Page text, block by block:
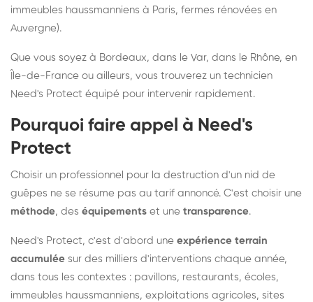
immeubles haussmanniens à Paris, fermes rénovées en
Auvergne).
Que vous soyez à Bordeaux, dans le Var, dans le Rhône, en
Île-de-France ou ailleurs, vous trouverez un technicien
Need's Protect équipé pour intervenir rapidement.
Pourquoi faire appel à Need's
Protect
Choisir un professionnel pour la destruction d'un nid de
guêpes ne se résume pas au tarif annoncé. C'est choisir une
méthode, des équipements et une transparence.
Need's Protect, c'est d'abord une expérience terrain
accumulée sur des milliers d'interventions chaque année,
dans tous les contextes : pavillons, restaurants, écoles,
immeubles haussmanniens, exploitations agricoles, sites